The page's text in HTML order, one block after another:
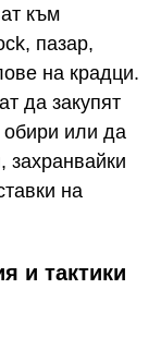
към
пазар,
на крадци.
да закупят
обири или да
захранвайки
на
и тактики